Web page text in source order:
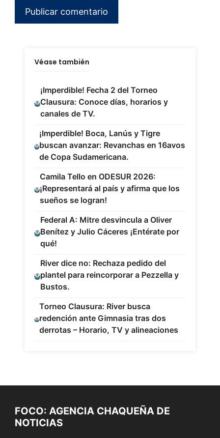
Véase también
¡Imperdible! Fecha 2 del Torneo
Clausura: Conoce días, horarios y
canales de TV.
¡Imperdible! Boca, Lanús y Tigre
buscan avanzar: Revanchas en 16avos
de Copa Sudamericana.
Camila Tello en ODESUR 2026:
¡Representará al país y afirma que los
sueños se logran!
Federal A: Mitre desvincula a Oliver
Benítez y Julio Cáceres ¡Entérate por
qué!
River dice no: Rechaza pedido del
plantel para reincorporar a Pezzella y
Bustos.
Torneo Clausura: River busca
redención ante Gimnasia tras dos
derrotas – Horario, TV y alineaciones
FOCO: AGENCIA CHAQUEÑA DE
NOTICIAS